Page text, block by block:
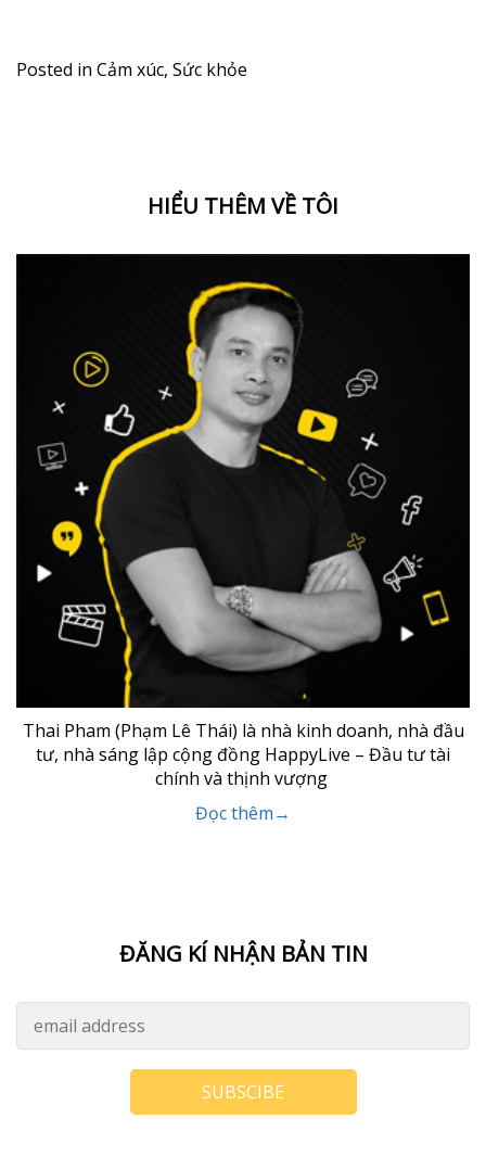
Posted in Cảm xúc, Sức khỏe
HIỂU THÊM VỀ TÔI
Thai Pham (Phạm Lê Thái) là nhà kinh doanh, nhà đầu
tư, nhà sáng lập cộng đồng HappyLive – Đầu tư tài
chính và thịnh vượng
Đọc thêm→
ĐĂNG KÍ NHẬN BẢN TIN
SUBSCIBE